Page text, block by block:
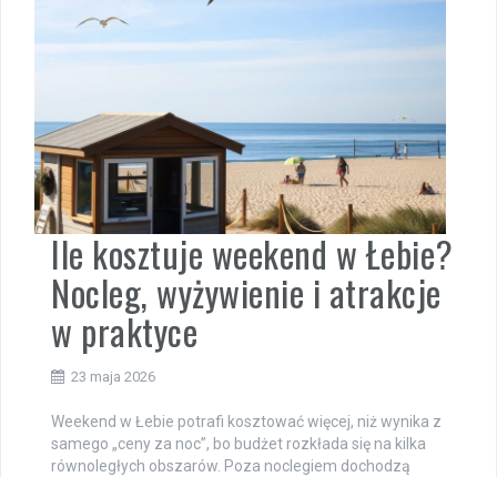
Ile kosztuje weekend w Łebie?
Nocleg, wyżywienie i atrakcje
w praktyce
23 maja 2026
Weekend w Łebie potrafi kosztować więcej, niż wynika z
samego „ceny za noc”, bo budżet rozkłada się na kilka
równoległych obszarów. Poza noclegiem dochodzą